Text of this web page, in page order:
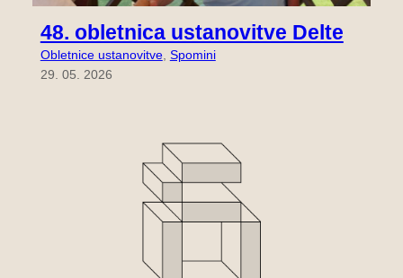
48. obletnica ustanovitve Delte
Obletnice ustanovitve, Spomini
29. 05. 2026